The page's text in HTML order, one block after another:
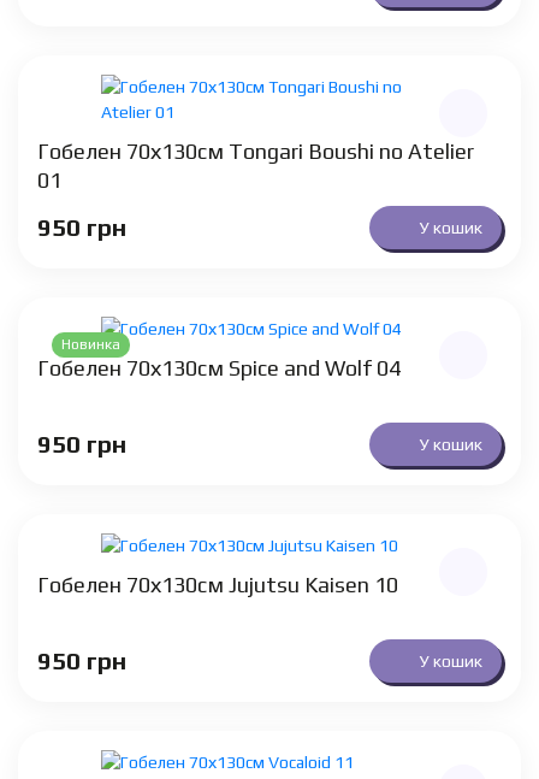
Гобелен 70х130см Tongari Boushi no Atelier
01
950 грн У кошик
Новинка
Гобелен 70х130см Spice and Wolf 04
950 грн У кошик
Гобелен 70х130см Jujutsu Kaisen 10
950 грн У кошик